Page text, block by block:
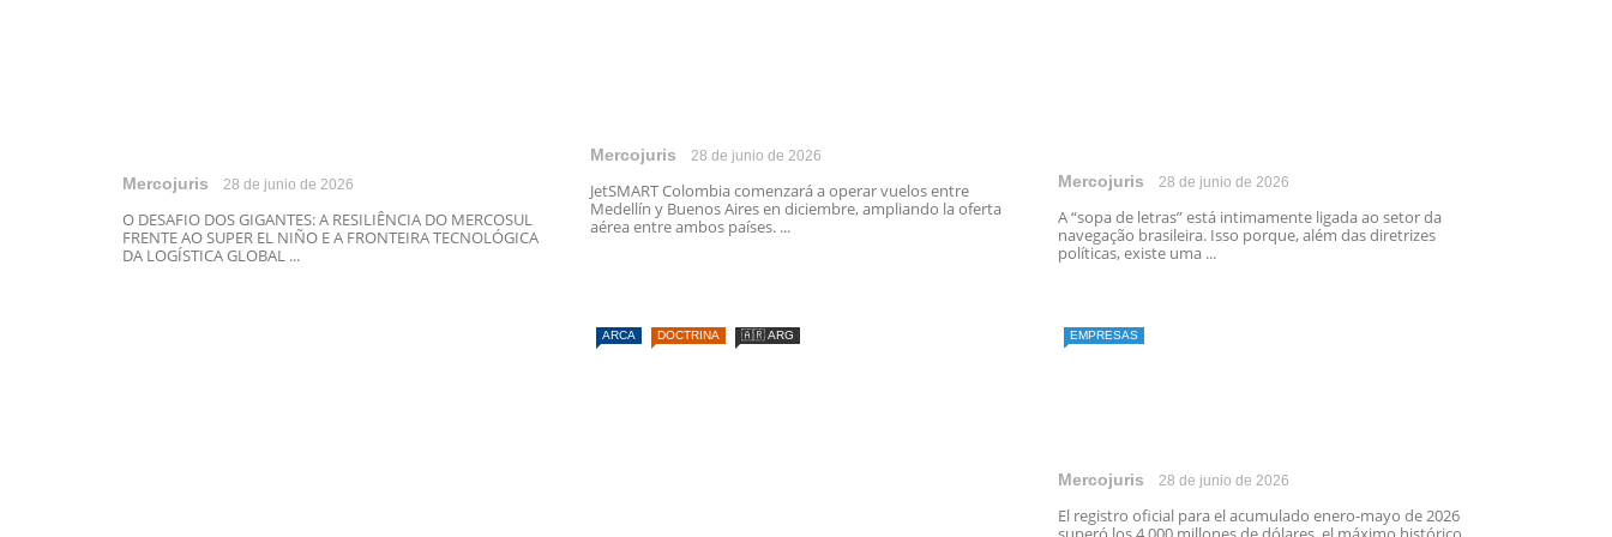
Mercojuris 28 de junio de 2026
O DESAFIO DOS GIGANTES: A RESILIÊNCIA DO MERCOSUL
FRENTE AO SUPER EL NIÑO E A FRONTEIRA TECNOLÓGICA
DA LOGÍSTICA GLOBAL ...
Mercojuris 28 de junio de 2026
JetSMART Colombia comenzará a operar vuelos entre
Medellín y Buenos Aires en diciembre, ampliando la oferta
aérea entre ambos países. ...
Mercojuris 28 de junio de 2026
A “sopa de letras” está intimamente ligada ao setor da
navegação brasileira. Isso porque, além das diretrizes
políticas, existe uma ...
ARCA DOCTRINA 🇦🇷 ARG EMPRESAS
Mercojuris 28 de junio de 2026
El registro oficial para el acumulado enero-mayo de 2026